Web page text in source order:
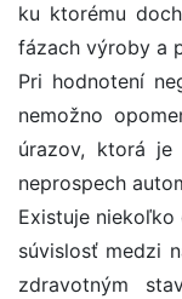
ku ktorému
fázach výroby a
Pri hodnotení
nemožno
úrazov, ktorá je
neprospech
Existuje
súvislosť medzi
zdravotným